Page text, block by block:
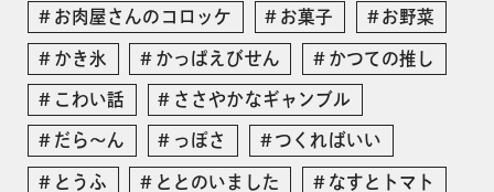
お肉屋さんのコロッケ お菓子 お野菜
かき氷 かっぱえびせん かつての推し
こわい話 ささやかなギャンブル
だら〜ん っぽさ つくればいい
とうふ ととのいました なすとトマト